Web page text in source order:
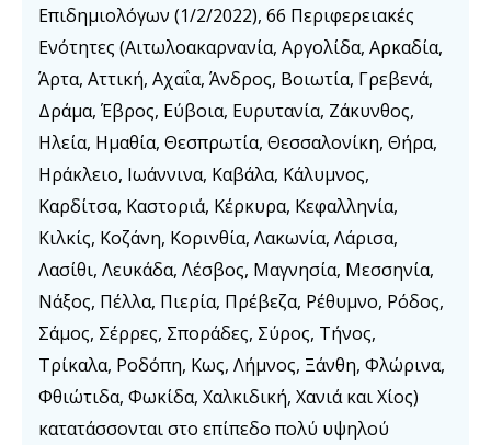
Επιδημιολόγων (1/2/2022), 66 Περιφερειακές
Ενότητες (Αιτωλοακαρνανία, Αργολίδα, Αρκαδία,
Άρτα, Αττική, Αχαΐα, Άνδρος, Βοιωτία, Γρεβενά,
Δράμα, Έβρος, Εύβοια, Ευρυτανία, Ζάκυνθος,
Ηλεία, Ημαθία, Θεσπρωτία, Θεσσαλονίκη, Θήρα,
Ηράκλειο, Ιωάννινα, Καβάλα, Κάλυμνος,
Καρδίτσα, Καστοριά, Κέρκυρα, Κεφαλληνία,
Κιλκίς, Κοζάνη, Κορινθία, Λακωνία, Λάρισα,
Λασίθι, Λευκάδα, Λέσβος, Μαγνησία, Μεσσηνία,
Νάξος, Πέλλα, Πιερία, Πρέβεζα, Ρέθυμνο, Ρόδος,
Σάμος, Σέρρες, Σποράδες, Σύρος, Τήνος,
Τρίκαλα, Ροδόπη, Κως, Λήμνος, Ξάνθη, Φλώρινα,
Φθιώτιδα, Φωκίδα, Χαλκιδική, Χανιά και Χίος)
κατατάσσονται στο επίπεδο πολύ υψηλού